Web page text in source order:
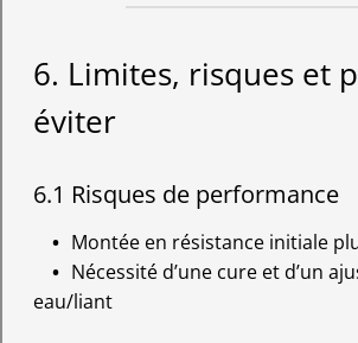
6. Limites, risques et
éviter
6.1 Risques de performance
Montée en résistance initiale
Nécessité d’une cure et d’un
eau/liant